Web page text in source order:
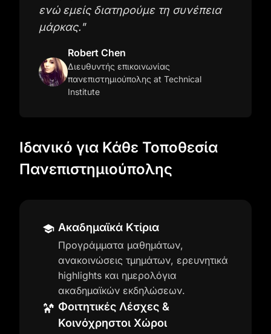
ενώ εμείς διατηρούμε τη συνέπεια
μάρκας."
Robert Chen
Διευθυντής επικοινωνίας
πανεπιστημιούπολης at Technical
Institute
Ιδανικό για Κάθε Τοποθεσία
Πανεπιστημιούπολης
Ακαδημαϊκά Κτίρια
Προγράμματα μαθημάτων,
ανακοινώσεις τμημάτων, ερευνητικά
highlights και ημερολόγια
ακαδημαϊκών εκδηλώσεων.
Φοιτητικές Λέσχες &
Κοινόχρηστοι Χώροι